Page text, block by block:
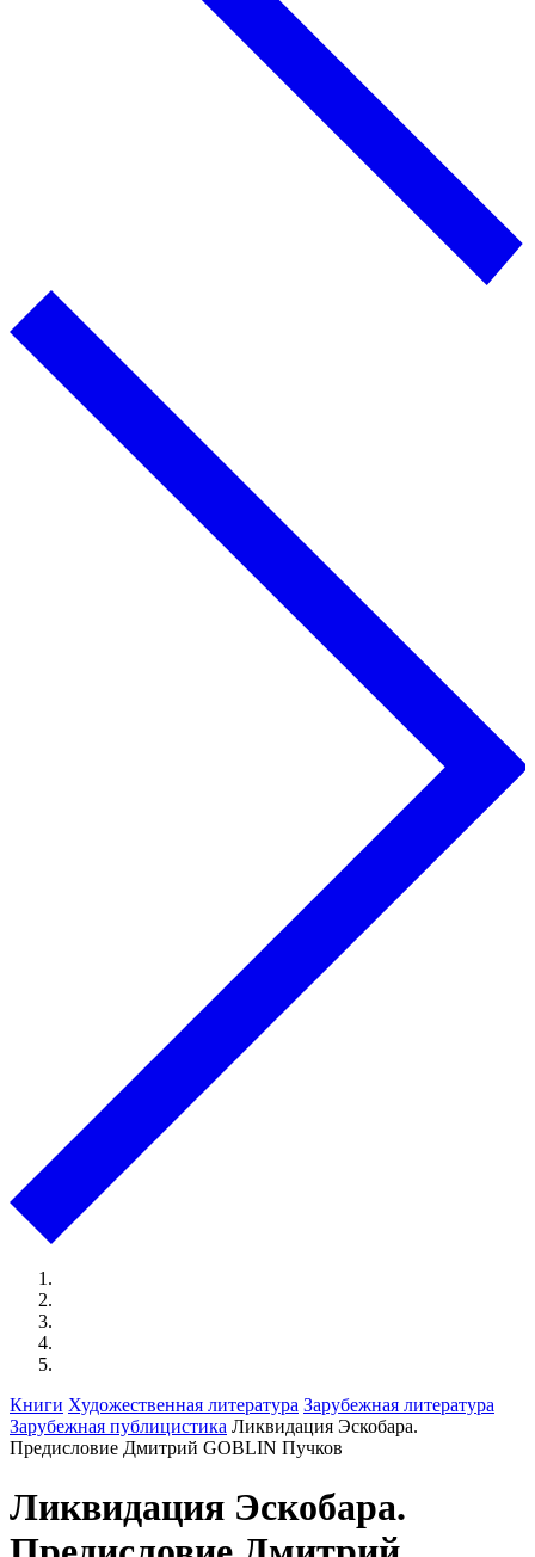
Книги Художественная литература Зарубежная литература
Зарубежная публицистика Ликвидация Эскобара.
Предисловие Дмитрий GOBLIN Пучков
Ликвидация Эскобара.